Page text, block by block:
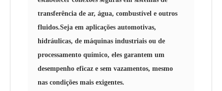
transferência de ar, água, combustível e outros
fluidos.Seja em aplicações automotivas,
hidráulicas, de máquinas industriais ou de
processamento químico, eles garantem um
desempenho eficaz e sem vazamentos, mesmo
nas condições mais exigentes.